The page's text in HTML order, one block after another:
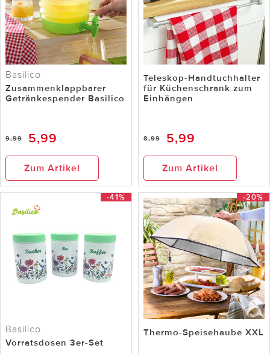
Basilico
Zusammenklappbarer
Getränkespender Basilico
9,99 5,99
Zum Artikel
Teleskop-Handtuchhalter
für Küchenschrank zum
Einhängen
8,99 5,99
Zum Artikel
-41%
Basilico
Vorratsdosen 3er-Set
-20%
Thermo-Speisehaube XXL